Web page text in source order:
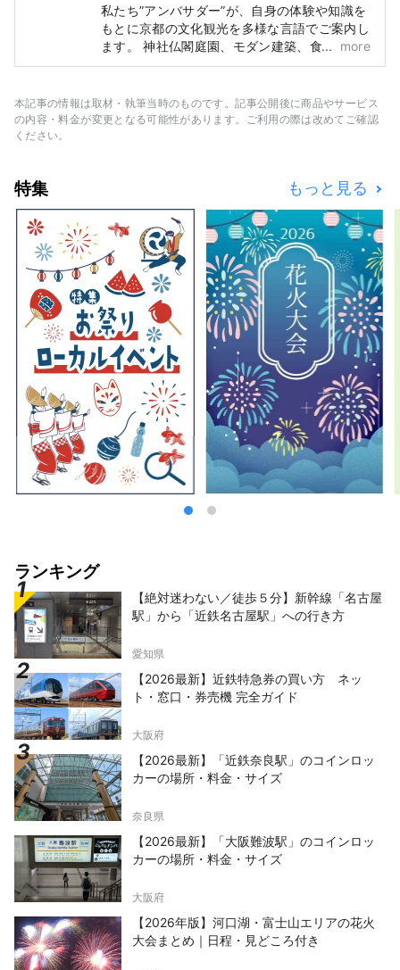
私たち”アンバサダー”が、自身の体験や知識を
もとに京都の文化観光を多様な言語でご案内し
ます。 神社仏閣庭園、モダン建築、食文化、
伝統芸能などの知識と体験、現地での出会いな
のコースから、オーダーメイドの特別な1日コ
ースまでリクエストにお応えし、京都での忘れ
化を存分に楽しんでいただける企画まで、スペ
シャルな体験をご提供いたします。
more
本記事の情報は取材・執筆当時のものです。記事公開後に商品やサービス
の内容・料金が変更となる可能性があります。ご利用の際は改めてご確認
ください。
特集 もっと見る
ランキング
【絶対迷わない／徒歩５分】新幹線「名古屋
駅」から「近鉄名古屋駅」への行き方
愛知県
【2026最新】近鉄特急券の買い方 ネッ
ト・窓口・券売機 完全ガイド
大阪府
【2026最新】「近鉄奈良駅」のコインロッ
カーの場所・料金・サイズ
奈良県
【2026最新】「大阪難波駅」のコインロッ
カーの場所・料金・サイズ
大阪府
【2026年版】河口湖・富士山エリアの花火
大会まとめ｜日程・見どころ付き